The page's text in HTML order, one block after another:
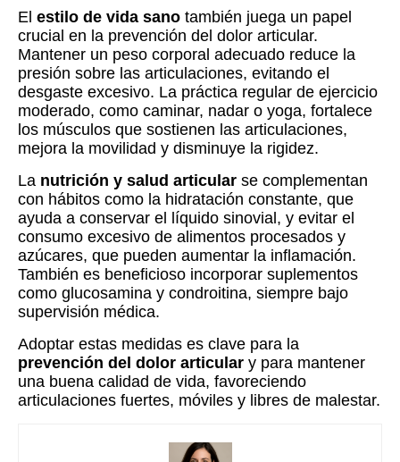
El estilo de vida sano también juega un papel
crucial en la prevención del dolor articular.
Mantener un peso corporal adecuado reduce la
presión sobre las articulaciones, evitando el
desgaste excesivo. La práctica regular de ejercicio
moderado, como caminar, nadar o yoga, fortalece
los músculos que sostienen las articulaciones,
mejora la movilidad y disminuye la rigidez.
La nutrición y salud articular se complementan
con hábitos como la hidratación constante, que
ayuda a conservar el líquido sinovial, y evitar el
consumo excesivo de alimentos procesados y
azúcares, que pueden aumentar la inflamación.
También es beneficioso incorporar suplementos
como glucosamina y condroitina, siempre bajo
supervisión médica.
Adoptar estas medidas es clave para la
prevención del dolor articular y para mantener
una buena calidad de vida, favoreciendo
articulaciones fuertes, móviles y libres de malestar.